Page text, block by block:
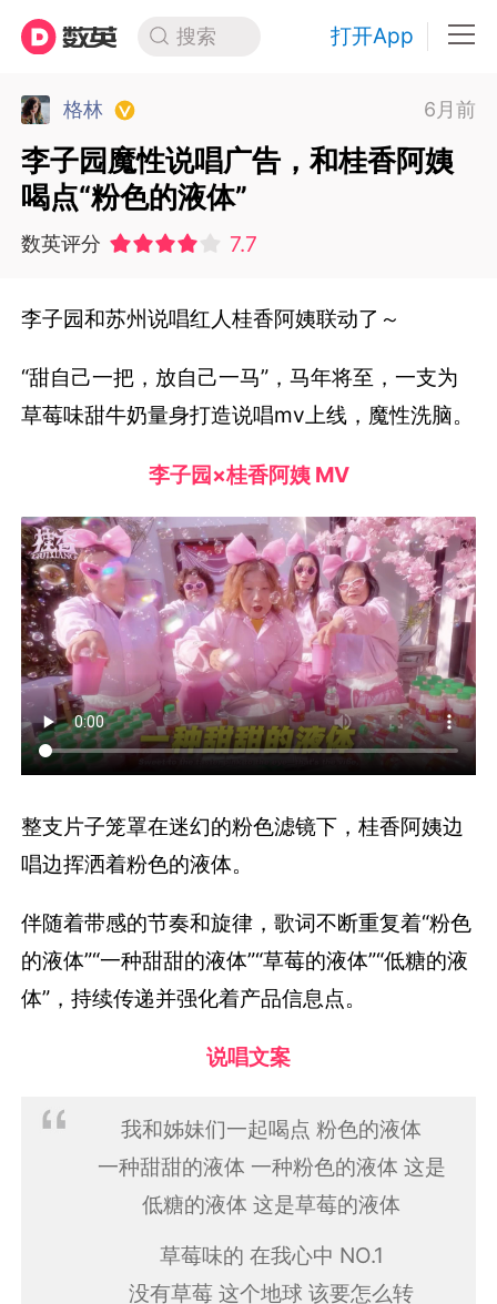
搜索 打开App
格林 6月前
李子园魔性说唱广告，和桂香阿姨
喝点“粉色的液体”
数英评分 7.7
李子园和苏州说唱红人桂香阿姨联动了～
“甜自己一把，放自己一马”，马年将至，一支为
草莓味甜牛奶量身打造说唱mv上线，魔性洗脑。
李子园×桂香阿姨 MV
整支片子笼罩在迷幻的粉色滤镜下，桂香阿姨边
唱边挥洒着粉色的液体。
伴随着带感的节奏和旋律，歌词不断重复着“粉色
的液体”“一种甜甜的液体”“草莓的液体”“低糖的液
体”，持续传递并强化着产品信息点。
说唱文案
我和姊妹们一起喝点 粉色的液体
一种甜甜的液体 一种粉色的液体 这是
低糖的液体 这是草莓的液体
草莓味的 在我心中 NO.1
没有草莓 这个地球 该要怎么转